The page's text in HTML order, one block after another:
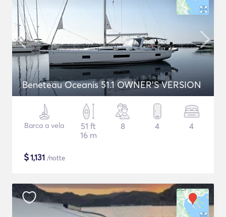
Beneteau Oceanis 51.1 OWNER'S VERSION
Barca a vela
51 ft
16 m
8 4 4
$1,131 /notte